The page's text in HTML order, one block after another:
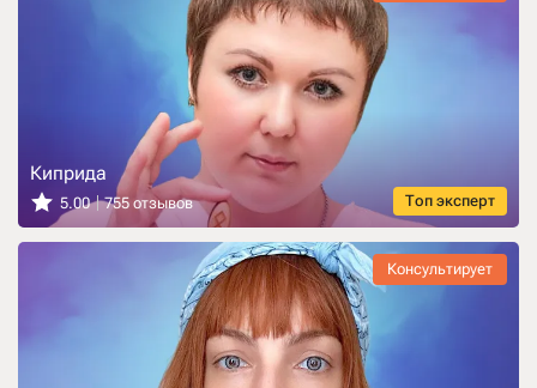
Топ эксперт
Киприда
5.00 755 отзывов
Консультирует